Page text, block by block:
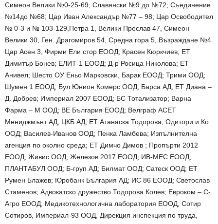
Симеон Велики №0-25-69; Славянски №9 до №72; Съединение
№14до №68; Цар Иван Александър №77 – 98; Цар Освободител
№ 0-3 и № 103-129,Петра 1, Велики Преслав 47, Симеон
Велики 30, Ген. Драгомиров 54, Средна гора 5, Възраждане №4
Цар Асен 3, Фирми Ели стор ЕООД; Красен Кюркчиев; ЕТ
Димитър Бонев; ЕЛИТ-1 ЕООД; Д-р Росица Николова; ЕТ
Анивел; Шесто ОУ Еньо Марковски, Барак ЕООД; Трими ООД;
Шумен 1 ЕООД; Бул Юнион Комерс ООД; Барса АД; ЕТ Диана –
Д. Добрев; Империал 2007 ЕООД; БС Тотализатор; Варна
Фарма – М ООД; ВЕ България ЕООД; Велграф АСЕТ
Мениджмънт АД; ЦКБ АД; ЕТ Атанаска Тодорова; Одитори и Ко
ООД; Василев-Иванов ООД; Пенка Ламбева; Изпълнителна
агенция по околно среда; ЕТ Димчо Димов ; Пропърти 2012
ЕООД; Живис ООД; Железов 2017 ЕООД; ИВ-МЕС ЕООД;
ПЛАНТАБУЛ ООД; Б-груп АД; Билмат ООД; Сатеск ООД; ЕТ
Румен Блажев; Юробанк България АД; ИС 86 ЕООД; Светослав
Стаменов; Адвокатско дружество Тодорова Колев; Евроком – С-
Агро ЕООД; Медикотехнологична лаборатория ЕООД, Сотир
Сотиров, Империал-93 ООД, Дирекция инспекция по труда,